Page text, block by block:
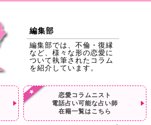
編集部
編集部では、不倫・復縁
など、様々な形の恋愛に
ついて執筆されたコラム
を紹介しています。
恋愛コラムニスト
電話占い可能な占い師
在籍一覧はこちら